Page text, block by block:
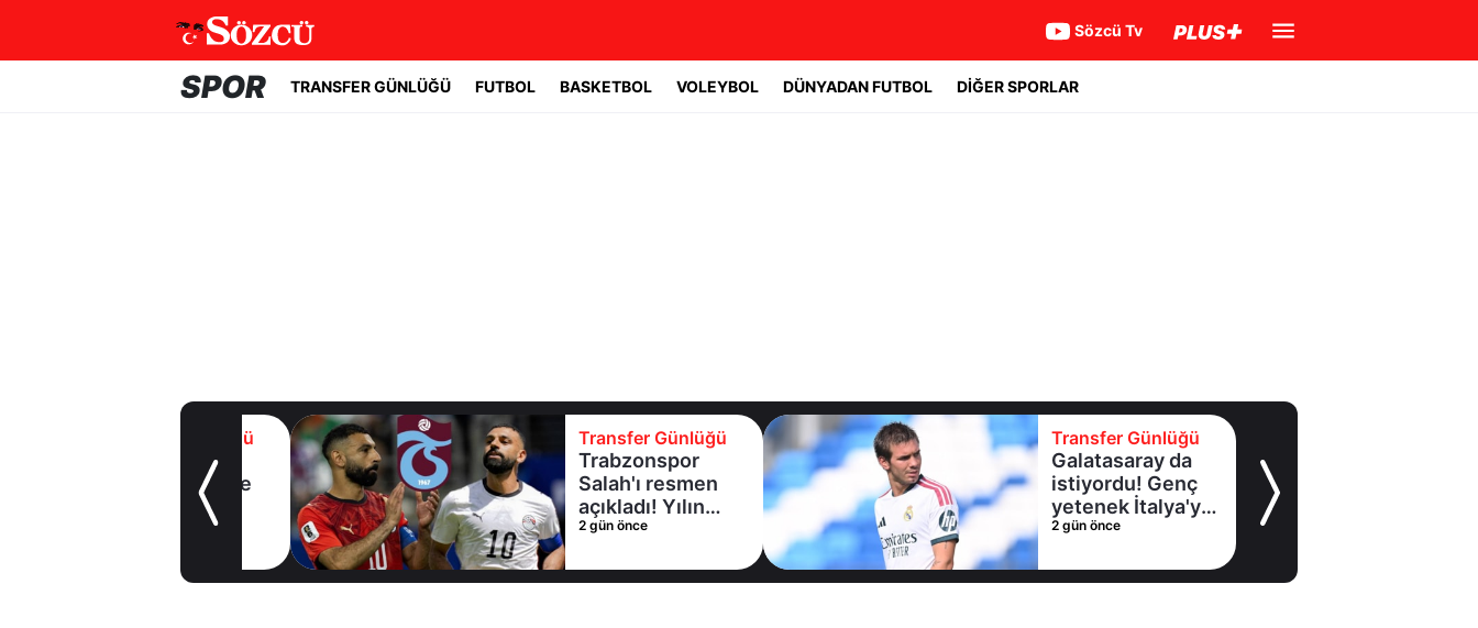
Sözcü Tv
SPOR TRANSFER GÜNLÜĞÜ FUTBOL BASKETBOL VOLEYBOL DÜNYADAN FUTBOL DİĞER SPORLAR
Transfer Günlüğü
Galatasaray’a
transferde yine
kötü haber!
Premier Lig ekibi
Transfer Günlüğü
Trabzonspor
Salah'ı resmen
açıkladı! Yılın
transferinde
2 gün önce
Transfer Günlüğü
Galatasaray da
istiyordu! Genç
yetenek İtalya'ya
gitti
2 gün önce